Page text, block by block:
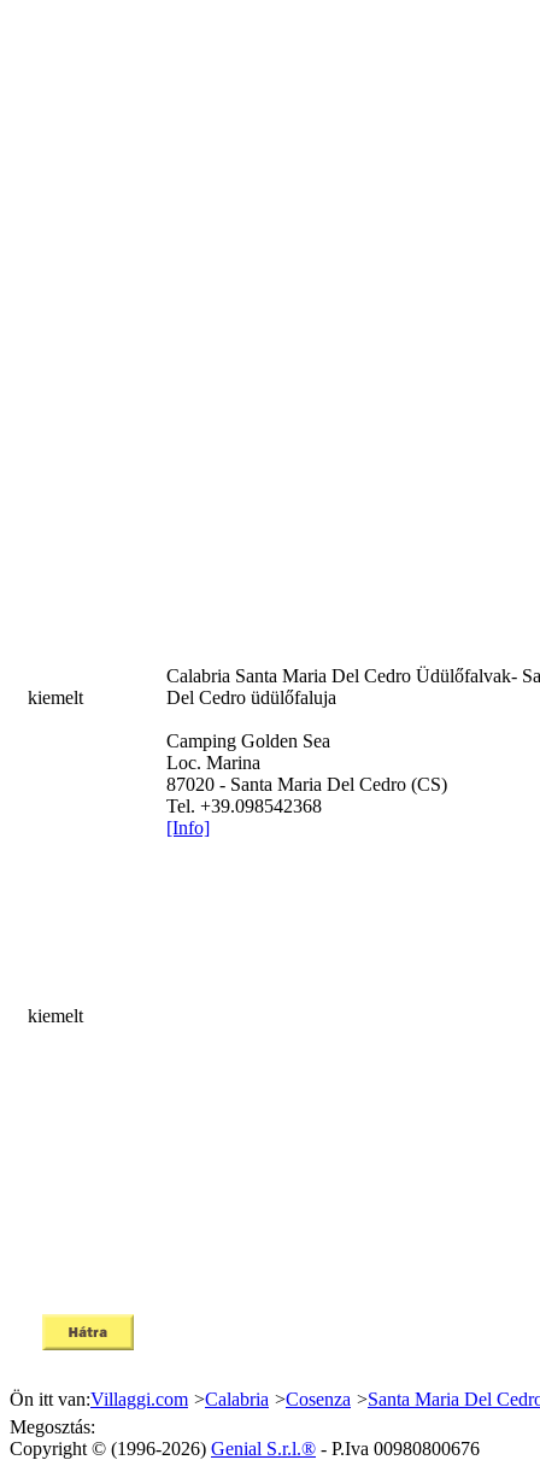
kiemelt
kiemelt
Calabria Santa Maria Del Cedro Üdülőfalvak-
Del Cedro üdülőfaluja
Camping Golden Sea
Loc. Marina
87020 - Santa Maria Del Cedro (CS)
Tel. +39.098542368
[Info]
Ön itt van:Villaggi.com >Calabria >Cosenza >Santa Maria Del
Megosztás:
Copyright © (1996-2026) Genial S.r.l.® - P.Iva 00980800676